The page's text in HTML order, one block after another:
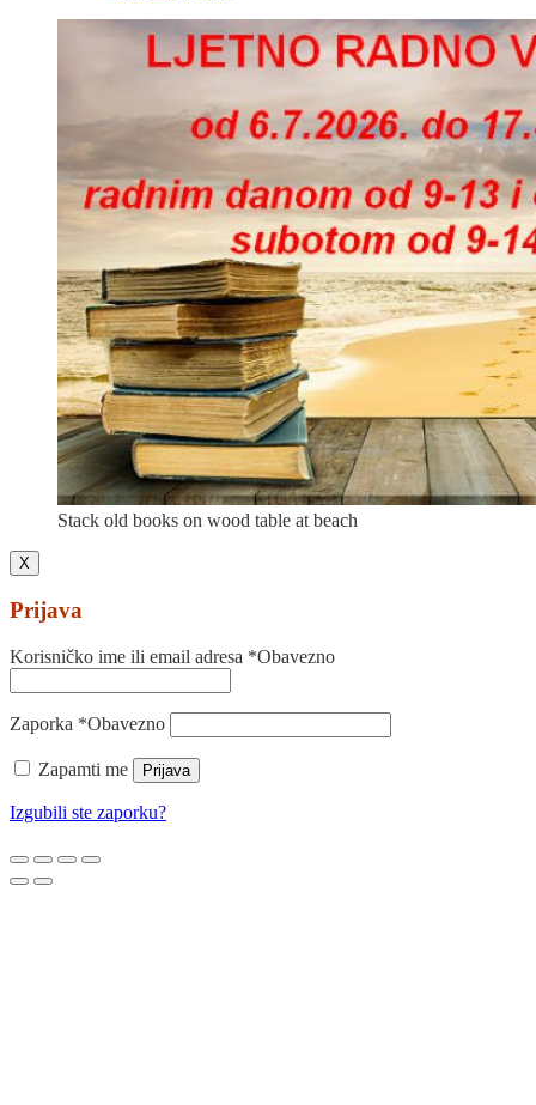
Stack old books on wood table at beach
X
Prijava
Korisničko ime ili email adresa *Obavezno
Zaporka *Obavezno
Zapamti me Prijava
Izgubili ste zaporku?